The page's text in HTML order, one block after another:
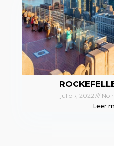
julio 7, 2022
No
Leer